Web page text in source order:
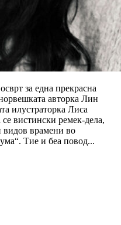
за една прекрасна
авторка Лин
илустраторка Лиса
вистински ремек-дела,
видов врамени во
Тие и беа повод...